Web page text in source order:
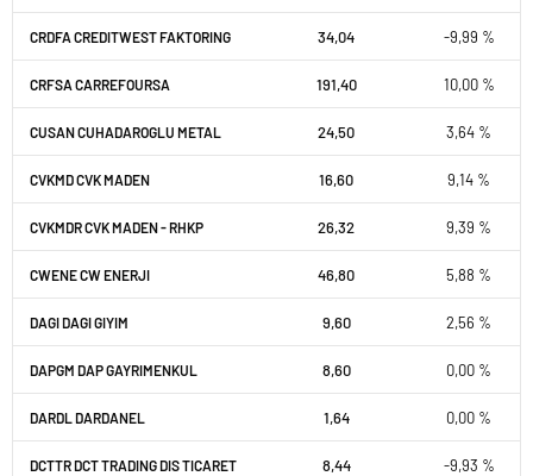
CRDFA CREDITWEST FAKTORING 34,04 -9,99 %
CRFSA CARREFOURSA 191,40 10,00 %
CUSAN CUHADAROGLU METAL 24,50 3,64 %
CVKMD CVK MADEN 16,60 9,14 %
CVKMDR CVK MADEN - RHKP 26,32 9,39 %
CWENE CW ENERJI 46,80 5,88 %
DAGI DAGI GIYIM 9,60 2,56 %
DAPGM DAP GAYRIMENKUL 8,60 0,00 %
DARDL DARDANEL 1,64 0,00 %
DCTTR DCT TRADING DIS TICARET 8,44 -9,93 %